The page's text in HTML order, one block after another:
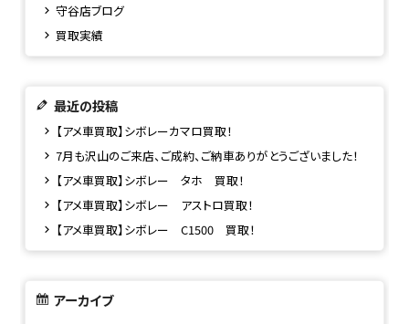
守谷店ブログ
買取実績
最近の投稿
【アメ車買取】シボレーカマロ買取！
7月も沢山のご来店、ご成約、ご納車ありがとうございました！
【アメ車買取】シボレー タホ 買取！
【アメ車買取】シボレー アストロ買取！
【アメ車買取】シボレー C1500 買取！
アーカイブ